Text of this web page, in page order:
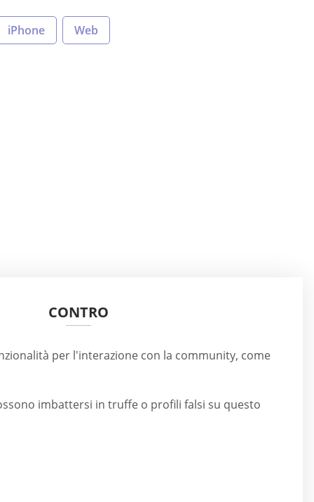
iPhone Web
CONTRO
per l'interazione con la community, come
imbattersi in truffe o profili falsi su questo